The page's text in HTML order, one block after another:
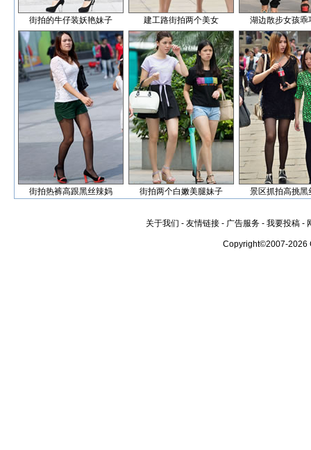
街拍的牛仔装妖艳妹子 建工路街拍两个美女 湖边散步女孩乖
街拍热裤高跟黑丝辣妈 街拍两个白嫩美腿妹子 景区抓拍高挑黑
关于我们 - 友情链接 - 广告服务 - 我要投稿 -
Copyright©2007-2026